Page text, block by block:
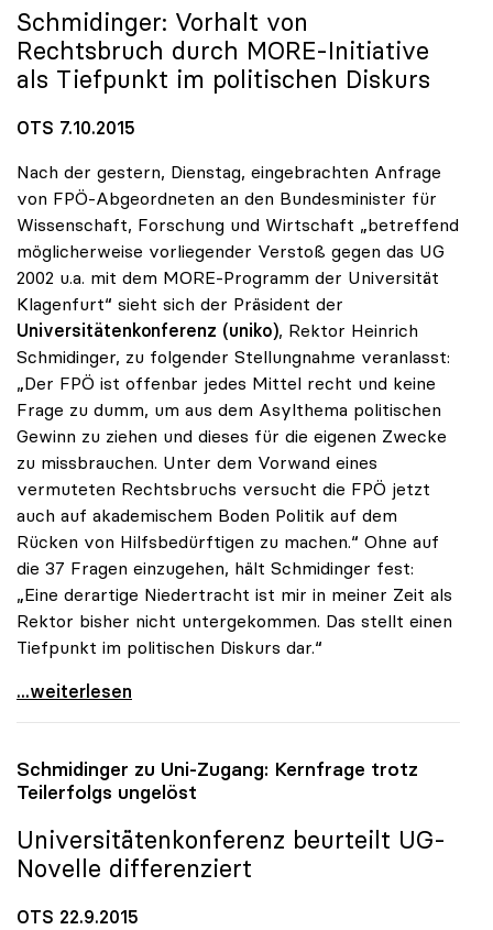
Schmidinger: Vorhalt von
Rechtsbruch durch MORE-Initiative
als Tiefpunkt im politischen Diskurs
OTS 7.10.2015
Nach der gestern, Dienstag, eingebrachten Anfrage
von FPÖ-Abgeordneten an den Bundesminister für
Wissenschaft, Forschung und Wirtschaft „betreffend
möglicherweise vorliegender Verstoß gegen das UG
2002 u.a. mit dem MORE-Programm der Universität
Klagenfurt“ sieht sich der Präsident der
Universitätenkonferenz (uniko), Rektor Heinrich
Schmidinger, zu folgender Stellungnahme veranlasst:
„Der FPÖ ist offenbar jedes Mittel recht und keine
Frage zu dumm, um aus dem Asylthema politischen
Gewinn zu ziehen und dieses für die eigenen Zwecke
zu missbrauchen. Unter dem Vorwand eines
vermuteten Rechtsbruchs versucht die FPÖ jetzt
auch auf akademischem Boden Politik auf dem
Rücken von Hilfsbedürftigen zu machen.“ Ohne auf
die 37 Fragen einzugehen, hält Schmidinger fest:
„Eine derartige Niedertracht ist mir in meiner Zeit als
Rektor bisher nicht untergekommen. Das stellt einen
Tiefpunkt im politischen Diskurs dar.“
uniko zur FPÖ-Anfrage: „Asylthema wird
...weiterlesen
Schmidinger zu Uni-Zugang: Kernfrage trotz
Teilerfolgs ungelöst
Universitätenkonferenz beurteilt UG-
Novelle differenziert
OTS 22.9.2015